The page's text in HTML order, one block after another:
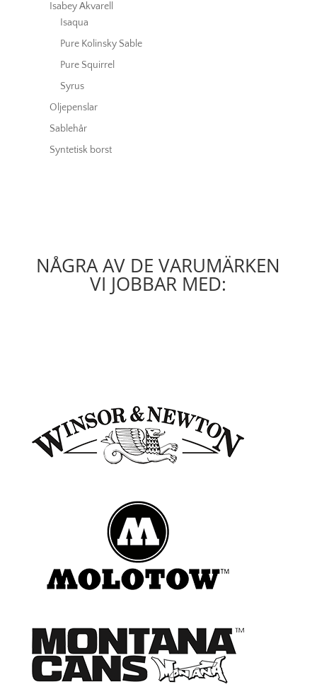
Isabey Akvarell
Isaqua
Pure Kolinsky Sable
Pure Squirrel
Syrus
Oljepenslar
Sablehår
Syntetisk borst
NÅGRA AV DE VARUMÄRKEN
VI JOBBAR MED: